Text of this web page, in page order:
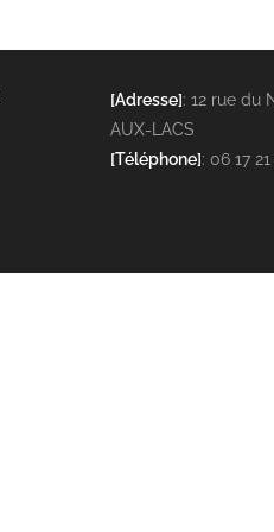
[Adresse]: 12 rue du
AUX-LACS
[Téléphone]: 06 17